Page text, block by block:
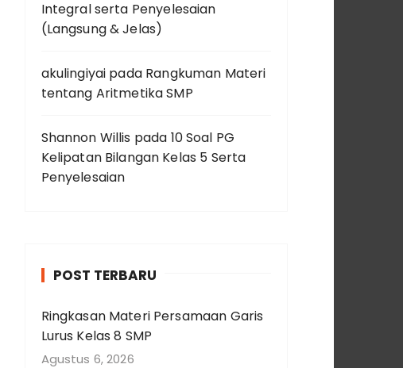
Integral serta Penyelesaian
(Langsung & Jelas)
akulingiyai pada Rangkuman Materi
tentang Aritmetika SMP
Shannon Willis pada 10 Soal PG
Kelipatan Bilangan Kelas 5 Serta
Penyelesaian
POST TERBARU
Ringkasan Materi Persamaan Garis
Lurus Kelas 8 SMP
Agustus 6, 2026